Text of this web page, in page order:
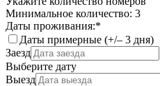
Минимальное количество: 3
Даты проживания:*
Даты примерные (+/– 3 дня)
Заезд
Выберите дату
Выезд